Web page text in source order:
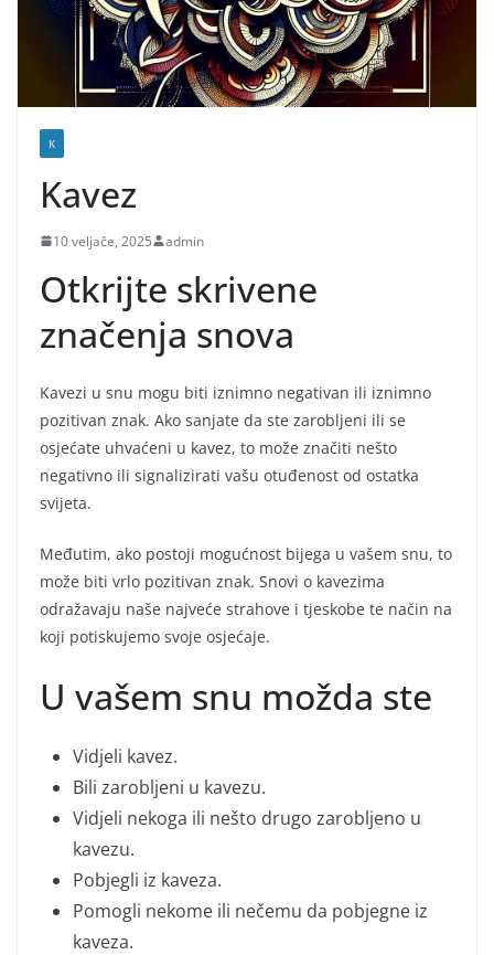
K
Kavez
10 veljače, 2025 admin
Otkrijte skrivene
značenja snova
Kavezi u snu mogu biti iznimno negativan ili iznimno
pozitivan znak. Ako sanjate da ste zarobljeni ili se
osjećate uhvaćeni u kavez, to može značiti nešto
negativno ili signalizirati vašu otuđenost od ostatka
svijeta.
Međutim, ako postoji mogućnost bijega u vašem snu, to
može biti vrlo pozitivan znak. Snovi o kavezima
odražavaju naše najveće strahove i tjeskobe te način na
koji potiskujemo svoje osjećaje.
U vašem snu možda ste
Vidjeli kavez.
Bili zarobljeni u kavezu.
Vidjeli nekoga ili nešto drugo zarobljeno u
kavezu.
Pobjegli iz kaveza.
Pomogli nekome ili nečemu da pobjegne iz
kaveza.